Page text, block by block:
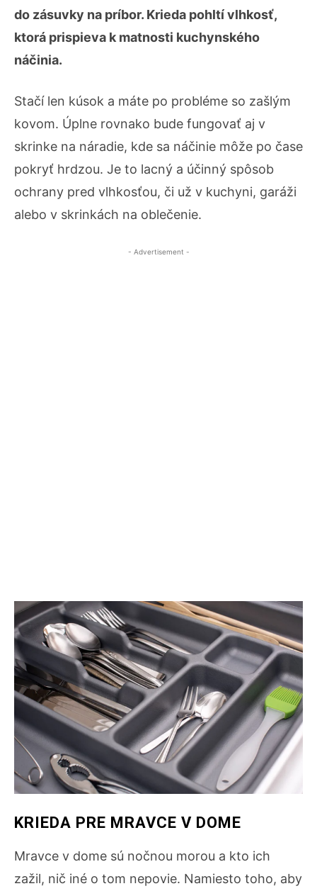
do zásuvky na príbor. Krieda pohltí vlhkosť,
ktorá prispieva k matnosti kuchynského
náčinia.
Stačí len kúsok a máte po probléme so zašlým
kovom. Úplne rovnako bude fungovať aj v
skrinke na náradie, kde sa náčinie môže po čase
pokryť hrdzou. Je to lacný a účinný spôsob
ochrany pred vlhkosťou, či už v kuchyni, garáži
alebo v skrinkách na oblečenie.
- Advertisement -
KRIEDA PRE MRAVCE V DOME
Mravce v dome sú nočnou morou a kto ich
zažil, nič iné o tom nepovie. Namiesto toho, aby